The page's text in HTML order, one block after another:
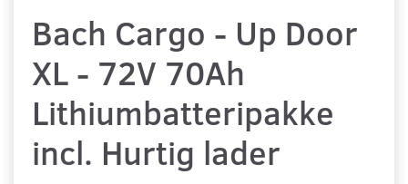
Bach Cargo - Up Door
XL - 72V 70Ah
Lithiumbatteripakke
incl. Hurtig lader